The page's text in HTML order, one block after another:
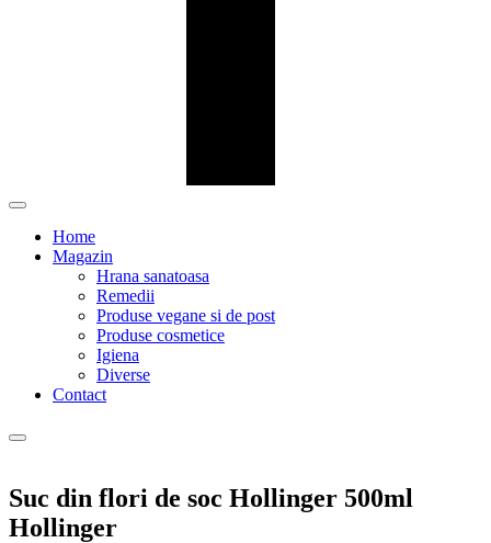
Home
Magazin
Hrana sanatoasa
Remedii
Produse vegane si de post
Produse cosmetice
Igiena
Diverse
Contact
Suc din flori de soc Hollinger 500ml
Hollinger